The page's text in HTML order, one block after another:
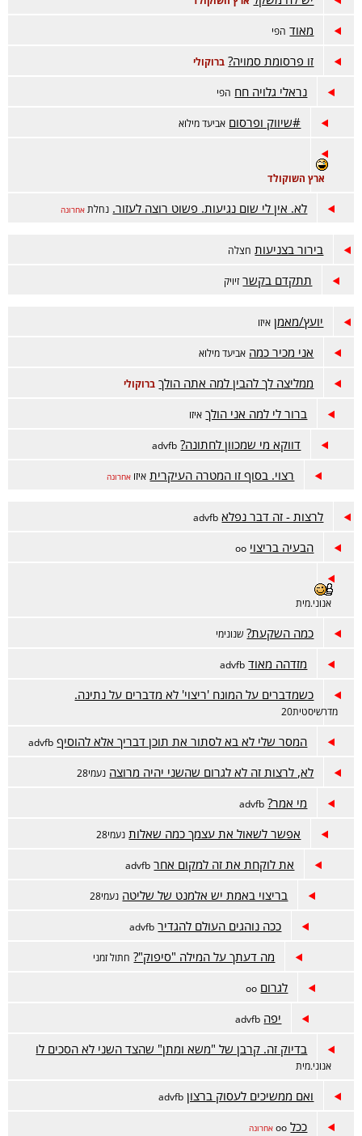
מאוד הפי
זו פרסומת סמויה? ברוקולי
נראלי גלויה חח הפי
#שיווק ופרסום אביעד מילוא
ארץ השוקולד
לא. אין לי שום נגיעות. פשוט רוצה לעזור. נחלת אחרונה
בירור בצניעות חצלה
תתקדם בקשר זיויק
יועץ/מאמן איזו
אני מכיר כמה אביעד מילוא
ממליצה לך להבין למה אתה הולך ברוקולי
ברור לי למה אני הולך איזו
דווקא מי שמכוון לחתונה? advfb
רצוי. בסוף זו המטרה העיקרית איזו אחרונה
לרצות - זה דבר נפלא advfb
הבעיה בריצוי oo
אנוני.מית
כמה השקעת? שנונימי
מזדהה מאוד advfb
כשמדברים על המונח 'ריצוי' לא מדברים על נתינה.
מדרשיסטית20
המסר שלי לא בא לסתור את תוכן דבריך אלא להוסיף advfb
לא, לרצות זה לא לגרום שהשני יהיה מרוצה נעמי28
מי אמר? advfb
אפשר לשאול את עצמך כמה שאלות נעמי28
את לוקחת את זה למקום אחר advfb
בריצוי באמת יש אלמנט של שליטה נעמי28
ככה נוהגים העולם להגדיר advfb
מה דעתך על המילה "סיפוק"? חתול זמני
לגרום oo
יפה advfb
בדיוק זה. קרבן של "משא ומתן" שהצד השני לא הסכים לו
אנוני.מית
ואם ממשיכים לעסוק ברצון advfb
ככל oo אחרונה